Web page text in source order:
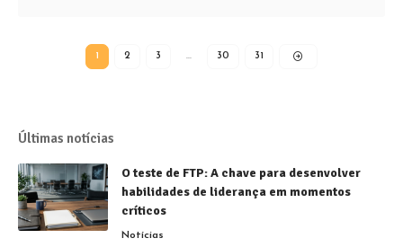
1 2 3 … 30 31
Últimas notícias
O teste de FTP: A chave para desenvolver
habilidades de liderança em momentos
críticos
Notícias